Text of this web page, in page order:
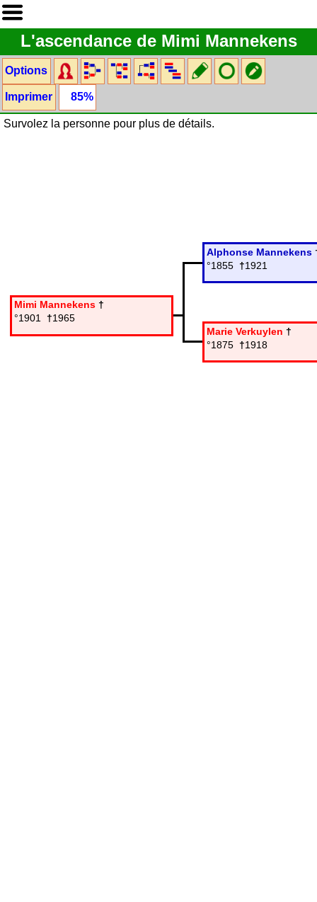
L'ascendance de Mimi Mannekens
Options
Imprimer 85%
Survolez la personne pour plus de détails.
Mimi Mannekens †
°1901 †1965
Marie Verkuylen †
°1875 †1918
Alphonse Mannekens
°1855 †1921